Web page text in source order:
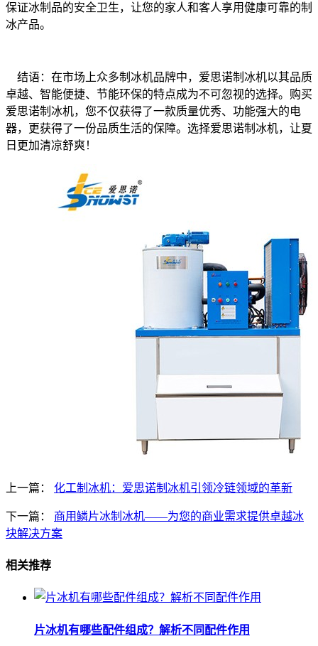
保证冰制品的安全卫生，让您的家人和客人享用健康可靠的制
冰产品。
结语：在市场上众多制冰机品牌中，爱思诺制冰机以其品质
卓越、智能便捷、节能环保的特点成为不可忽视的选择。购买
爱思诺制冰机，您不仅获得了一款质量优秀、功能强大的电
器，更获得了一份品质生活的保障。选择爱思诺制冰机，让夏
日更加清凉舒爽！
上一篇： 化工制冰机：爱思诺制冰机引领冷链领域的革新
下一篇：
商用鳞片冰制冰机——为您的商业需求提供卓越冰
块解决方案
相关推荐
片冰机有哪些配件组成？解析不同配件作用